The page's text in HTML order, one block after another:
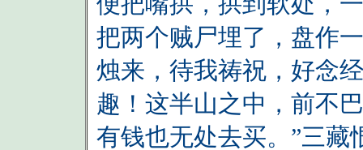
把两个贼尸埋了，盘作
烛来，待我祷祝，好念
趣！这半山之中，前不
有钱也无处去买。”三藏